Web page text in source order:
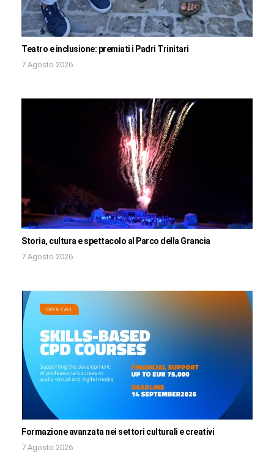
Teatro e inclusione: premiati i Padri Trinitari
7 Agosto 2026
Storia, cultura e spettacolo al Parco della Grancia
7 Agosto 2026
Formazione avanzata nei settori culturali e creativi
7 Agosto 2026